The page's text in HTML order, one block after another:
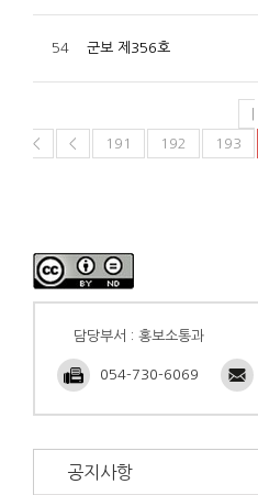
54 군보 제356호
< < 191 192 193
담당부서 : 홍보소통과
054-730-6069
공지사항